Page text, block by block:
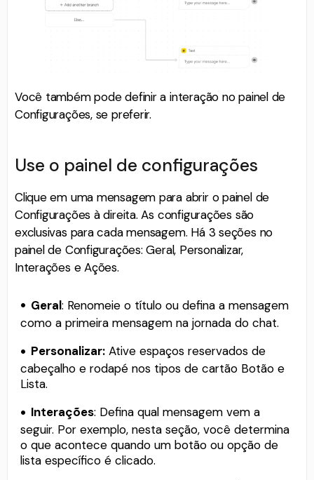
Você também pode definir a interação no painel de
Configurações, se preferir.
Use o painel de configurações
Clique em uma mensagem para abrir o painel de
Configurações à direita. As configurações são
exclusivas para cada mensagem. Há 3 seções no
painel de Configurações: Geral, Personalizar,
Interações e Ações.
Geral: Renomeie o título ou defina a mensagem
como a primeira mensagem na jornada do chat.
Personalizar: Ative espaços reservados de
cabeçalho e rodapé nos tipos de cartão Botão e
Lista.
Interações: Defina qual mensagem vem a
seguir. Por exemplo, nesta seção, você determina
o que acontece quando um botão ou opção de
lista específico é clicado.